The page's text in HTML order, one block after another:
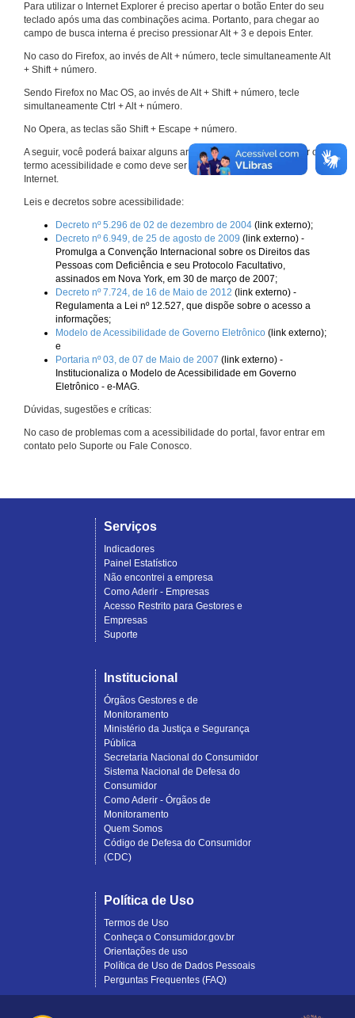
Para utilizar o Internet Explorer é preciso apertar o botão Enter do seu
teclado após uma das combinações acima. Portanto, para chegar ao
campo de busca interna é preciso pressionar Alt + 3 e depois Enter.
No caso do Firefox, ao invés de Alt + número, tecle simultaneamente Alt
+ Shift + número.
Sendo Firefox no Mac OS, ao invés de Alt + Shift + número, tecle
simultaneamente Ctrl + Alt + número.
No Opera, as teclas são Shift + Escape + número.
A seguir, você poderá baixar alguns arquivos que explicam melhor o
termo acessibilidade e como deve ser implementado nos sites da
Internet.
Leis e decretos sobre acessibilidade:
Decreto nº 5.296 de 02 de dezembro de 2004 (link externo);
Decreto nº 6.949, de 25 de agosto de 2009 (link externo) -
Promulga a Convenção Internacional sobre os Direitos das
Pessoas com Deficiência e seu Protocolo Facultativo,
assinados em Nova York, em 30 de março de 2007;
Decreto nº 7.724, de 16 de Maio de 2012 (link externo) -
Regulamenta a Lei nº 12.527, que dispõe sobre o acesso a
informações;
Modelo de Acessibilidade de Governo Eletrônico (link externo);
e
Portaria nº 03, de 07 de Maio de 2007 (link externo) -
Institucionaliza o Modelo de Acessibilidade em Governo
Eletrônico - e-MAG.
Dúvidas, sugestões e críticas:
No caso de problemas com a acessibilidade do portal, favor entrar em
contato pelo Suporte ou Fale Conosco.
Serviços
Indicadores
Painel Estatístico
Não encontrei a empresa
Como Aderir - Empresas
Acesso Restrito para Gestores e
Empresas
Suporte
Institucional
Órgãos Gestores e de
Monitoramento
Ministério da Justiça e Segurança
Pública
Secretaria Nacional do Consumidor
Sistema Nacional de Defesa do
Consumidor
Como Aderir - Órgãos de
Monitoramento
Quem Somos
Código de Defesa do Consumidor
(CDC)
Política de Uso
Termos de Uso
Conheça o Consumidor.gov.br
Orientações de uso
Política de Uso de Dados Pessoais
Perguntas Frequentes (FAQ)